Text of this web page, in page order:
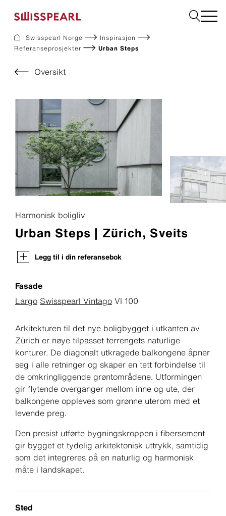
Om oss
Rådgivning
Inspirasjon
Nedlastninger og dokumentasjon
Bærekraft
Fasade
Bygningsplater
Bestill produktprøver
Swisspearl Norge
Inspirasjon
Referanseprosjekter
Urban Steps
Oversikt
Harmonisk boligliv
Urban Steps | Zürich, Sveits
Legg til i din referansebok
Fasade
Largo Swisspearl Vintago VI 100
Arkitekturen til det nye boligbygget i utkanten av
Zürich er nøye tilpasset terrengets naturlige
konturer. De diagonalt utkragede balkongene åpner
seg i alle retninger og skaper en tett forbindelse til
de omkringliggende grøntområdene. Utformingen
gir flytende overganger mellom inne og ute, der
balkongene oppleves som grønne uterom med et
levende preg.
Den presist utførte bygningskroppen i fibersement
gir bygget et tydelig arkitektonisk uttrykk, samtidig
som det integreres på en naturlig og harmonisk
måte i landskapet.
Sted